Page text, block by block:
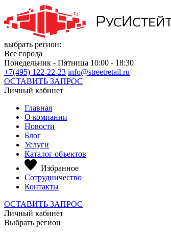
выбрать регион:
Все города
Понедельник - Пятница 10:00 - 18:30
+7(495) 122-22-23 info@streetretail.ru
ОСТАВИТЬ ЗАПРОС
Личный кабинет
Главная
О компании
Новости
Блог
Услуги
Каталог объектов
Избранное
Сотрудничество
Контакты
ОСТАВИТЬ ЗАПРОС
Личный кабинет
Выбрать регион